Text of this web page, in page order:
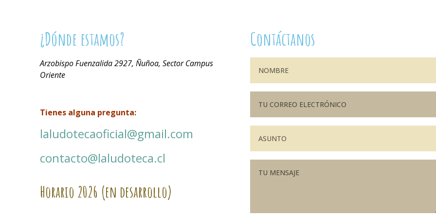
¿Dónde estamos?
Arzobispo Fuenzalida 2927, Ñuñoa, Sector Campus
Oriente
Tienes alguna pregunta:
laludotecaoficial@gmail.com
contacto@laludoteca.cl
Horario 2026 (en desarrollo)
Contáctanos